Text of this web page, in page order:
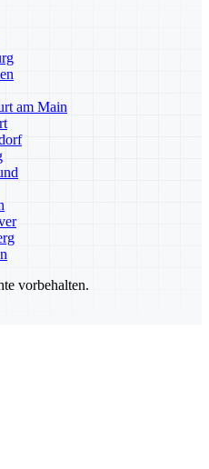
am Main
vorbehalten.